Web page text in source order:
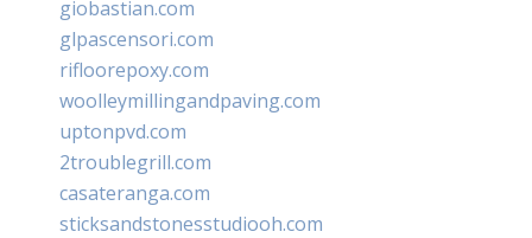
giobastian.com
glpascensori.com
rifloorepoxy.com
woolleymillingandpaving.com
uptonpvd.com
2troublegrill.com
casateranga.com
sticksandstonesstudiooh.com